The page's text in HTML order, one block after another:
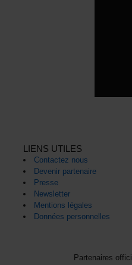
LIENS UTILES
Contactez nous
Devenir partenaire
Presse
Newsletter
Mentions légales
Données personnelles
Partenaires